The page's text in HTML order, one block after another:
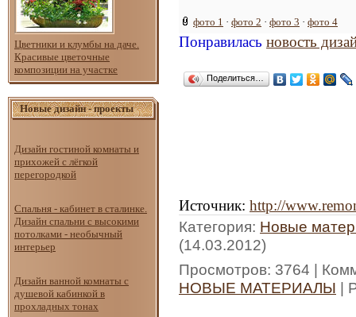
Цветники и клумбы на даче.
Красивые цветочные
композиции на участке
Новые дизайн - проекты
Дизайн гостиной комнаты и
прихожей с лёгкой
перегородкой
Спальня - кабинет в сталинке.
Дизайн спальни с высокими
потолками - необычный
интерьер
Дизайн ванной комнаты с
душевой кабинкой в
прохладных тонах
фото 1 · фото 2 · фото 3 · фото 4
Понравилась новость
Поделиться…
Источник: http://
Категория: Новые
(14.03.2012)
Просмотров: 3764 |
НОВЫЕ МАТЕРИАЛЫ |